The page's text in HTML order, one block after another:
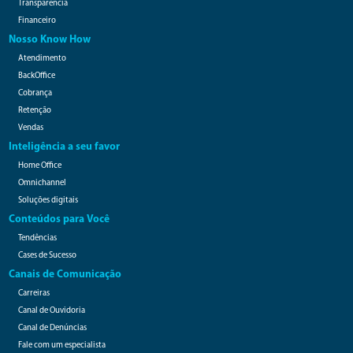
Transparência
Financeiro
Nosso Know How
Atendimento
BackOffice
Cobrança
Retenção
Vendas
Inteligência a seu favor
Home Office
Omnichannel
Soluções digitais
Conteúdos para Você
Tendências
Cases de Sucesso
Canais de Comunicação
Carreiras
Canal de Ouvidoria
Canal de Denúncias
Fale com um especialista